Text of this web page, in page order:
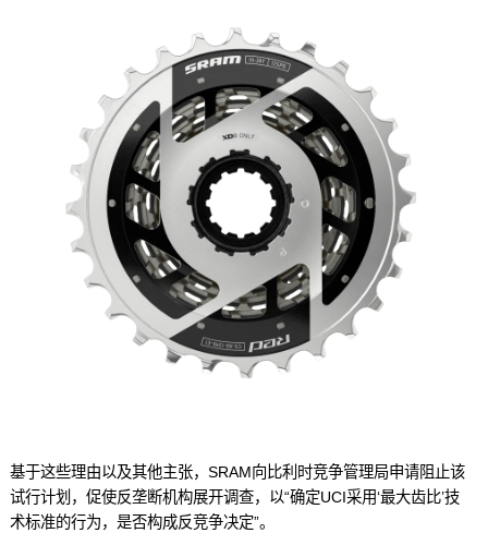
基于这些理由以及其他主张，SRAM向比利时竞争管理局申请阻止该
试行计划，促使反垄断机构展开调查，以“确定UCI采用‘最大齿比’技
术标准的行为，是否构成反竞争决定”。